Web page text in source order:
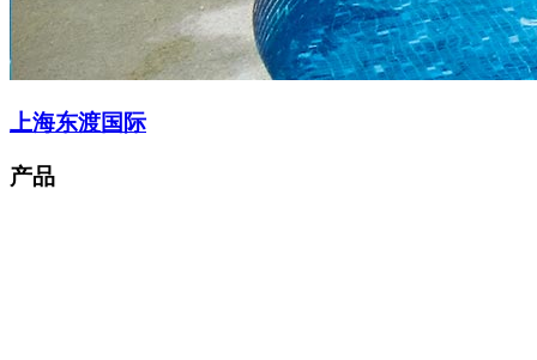
上海东渡国际
产品